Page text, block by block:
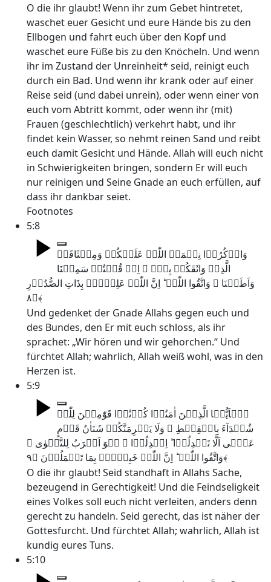
O die ihr glaubt! Wenn ihr zum Gebet hintretet,
waschet euer Gesicht und eure Hände bis zu den
Ellbogen und fahrt euch über den Kopf und
waschet eure Füße bis zu den Knöcheln. Und wenn
ihr im Zustand der Unreinheit* seid, reinigt euch
durch ein Bad. Und wenn ihr krank oder auf einer
Reise seid (und dabei unrein), oder wenn einer von
euch vom Abtritt kommt, oder wenn ihr (mit)
Frauen (geschlechtlich) verkehrt habt, und ihr
findet kein Wasser, so nehmt reinen Sand und reibt
euch damit Gesicht und Hände. Allah will euch nicht
in Schwierigkeiten bringen, sondern Er will euch
nur reinigen und Seine Gnade an euch erfüllen, auf
dass ihr dankbar seiet.
Footnotes
5:8
وَاذۡکُرُوۡا نِعۡمَۃَ اللّٰہِ عَلَیۡکُمۡ وَمِیۡثَاقَہُ
الَّذِیۡ وَاثَقَکُمۡ بِہٖۤ ۙ اِذۡ قُلۡتُمۡ سَمِعۡنَا
وَاَطَعۡنَا ۫ وَاتَّقُوا اللّٰہَ ؕ اِنَّ اللّٰہَ عَلِیۡمٌۢ بِذَاتِ الصُّدُوۡرِ
﴿۸﴾
Und gedenket der Gnade Allahs gegen euch und
des Bundes, den Er mit euch schloss, als ihr
sprachet: „Wir hören und wir gehorchen.“ Und
fürchtet Allah; wahrlich, Allah weiß wohl, was in den
Herzen ist.
5:9
یٰۤاَیُّہَا الَّذِیۡنَ اٰمَنُوۡا کُوۡنُوۡا قَوّٰمِیۡنَ لِلّٰہِ
شُہَدَآءَ بِالۡقِسۡطِ ۫ وَلَا یَجۡرِمَنَّکُمۡ شَنَاٰنُ قَوۡمٍ
عَلٰۤی اَلَّا تَعۡدِلُوۡا ؕ اِعۡدِلُوۡا ۟ ہُوَ اَقۡرَبُ لِلتَّقۡوٰی ۫
وَاتَّقُوا اللّٰہَ ؕ اِنَّ اللّٰہَ خَبِیۡرٌۢ بِمَا تَعۡمَلُوۡنَ ﴿۹﴾
O die ihr glaubt! Seid standhaft in Allahs Sache,
bezeugend in Gerechtigkeit! Und die Feindseligkeit
eines Volkes soll euch nicht verleiten, anders denn
gerecht zu handeln. Seid gerecht, das ist näher der
Gottesfurcht. Und fürchtet Allah; wahrlich, Allah ist
kundig eures Tuns.
5:10